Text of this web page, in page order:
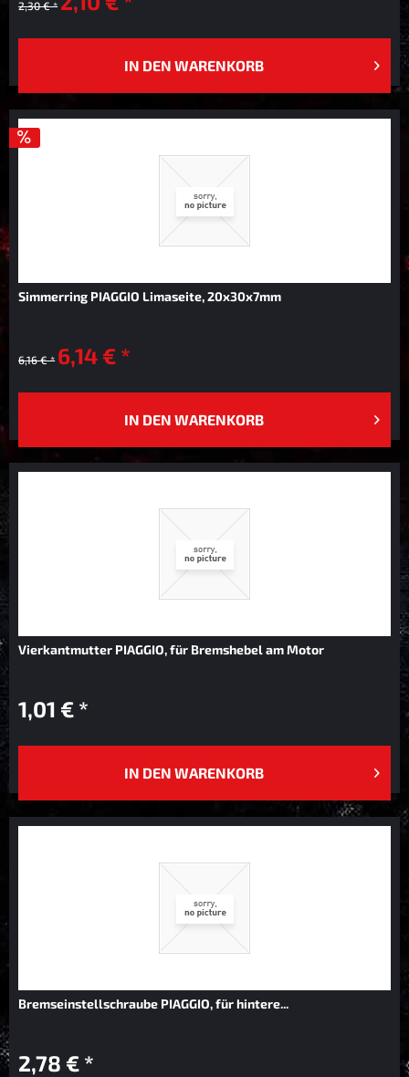
2,30 € *
IN DEN WARENKORB
Simmerring PIAGGIO Limaseite, 20x30x7mm
6,16 € * 6,14 € *
IN DEN WARENKORB
Vierkantmutter PIAGGIO, für Bremshebel am Motor
1,01 € *
IN DEN WARENKORB
Bremseinstellschraube PIAGGIO, für hintere...
2,78 € *